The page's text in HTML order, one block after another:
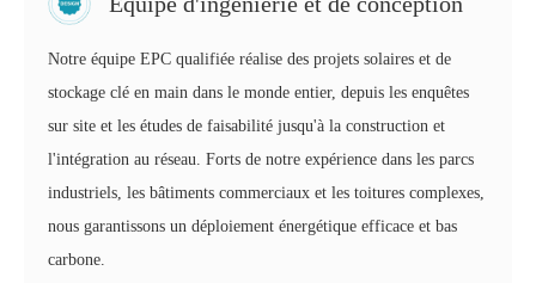
Notre équipe EPC qualifiée réalise des projets solaires et de
stockage clé en main dans le monde entier, depuis les enquêtes
sur site et les études de faisabilité jusqu'à la construction et
l'intégration au réseau. Forts de notre expérience dans les parcs
industriels, les bâtiments commerciaux et les toitures complexes,
nous garantissons un déploiement énergétique efficace et bas
carbone.